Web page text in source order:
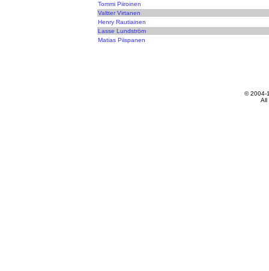
Tommi Piiroinen
Valtter Virtanen
Henry Rautiainen
Lasse Lundström
Matias Piispanen
© 2004-
All